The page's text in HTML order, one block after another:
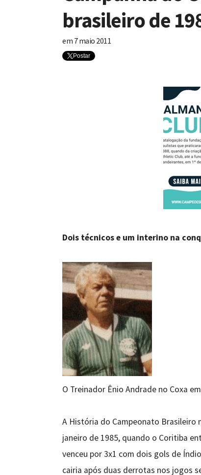
brasileiro de
em 7 maio 2011
Postar
Dois técnicos e um interino na
O Treinador Ênio Andrade no Coxa
A História do Campeonato Brasileiro
janeiro de 1985, quando o Coritiba
venceu por 3x1 com dois gols de
cairia após duas derrotas nos jogos